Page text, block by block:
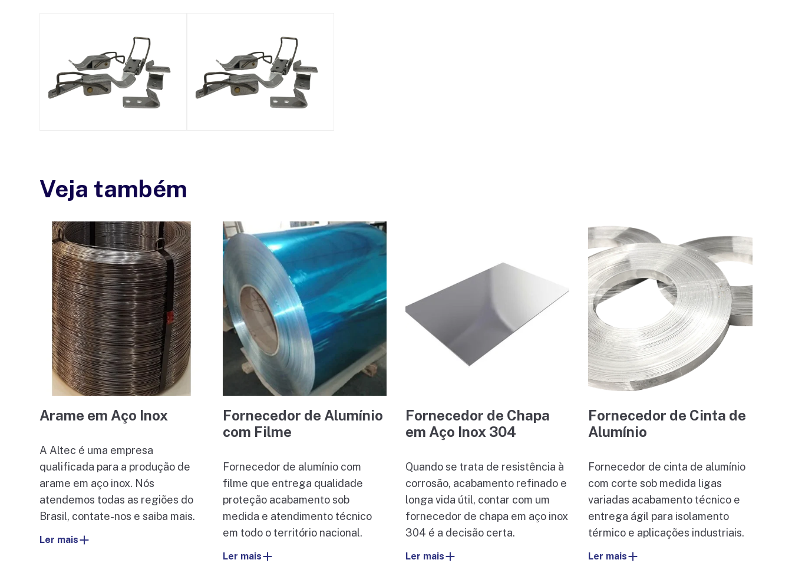
Veja também
Arame em Aço Inox
A Altec é uma empresa
qualificada para a produção de
arame em aço inox. Nós
atendemos todas as regiões do
Brasil, contate-nos e saiba mais.
Ler mais
Fornecedor de Alumínio
com Filme
Fornecedor de alumínio com
filme que entrega qualidade
proteção acabamento sob
medida e atendimento técnico
em todo o território nacional.
Ler mais
Fornecedor de Chapa
em Aço Inox 304
Quando se trata de resistência à
corrosão, acabamento refinado e
longa vida útil, contar com um
fornecedor de chapa em aço inox
304 é a decisão certa.
Ler mais
Fornecedor de Cinta de
Alumínio
Fornecedor de cinta de alumínio
com corte sob medida ligas
variadas acabamento técnico e
entrega ágil para isolamento
térmico e aplicações industriais.
Ler mais